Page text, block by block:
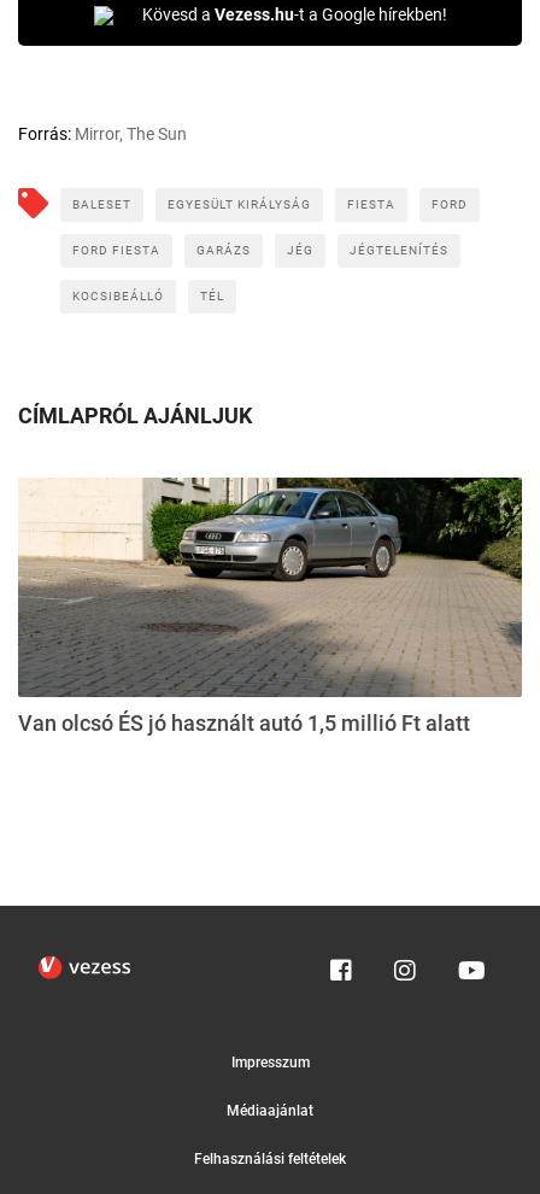
Kövesd a Vezess.hu-t a Google hírekben!
Forrás: Mirror, The Sun
BALESET EGYESÜLT KIRÁLYSÁG FIESTA FORD
FORD FIESTA GARÁZS JÉG JÉGTELENÍTÉS
KOCSIBEÁLLÓ TÉL
CÍMLAPRÓL AJÁNLJUK
Van olcsó ÉS jó használt autó 1,5 millió Ft alatt
Impresszum
Médiaajánlat
Felhasználási feltételek